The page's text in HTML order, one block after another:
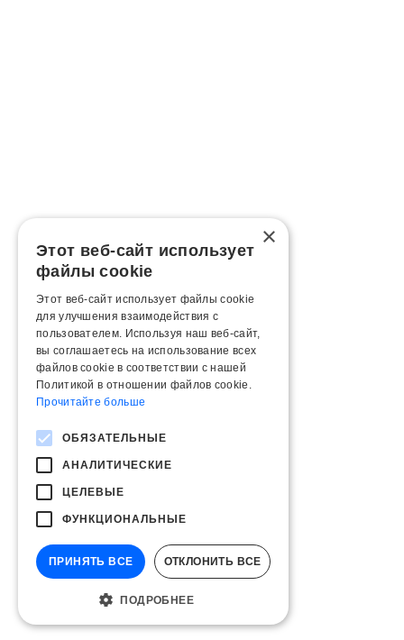
×
Этот веб-сайт использует
файлы cookie
Этот веб-сайт использует файлы cookie
для улучшения взаимодействия с
пользователем. Используя наш веб-сайт,
вы соглашаетесь на использование всех
файлов cookie в соответствии с нашей
Политикой в ​​отношении файлов cookie.
Прочитайте больше
ОБЯЗАТЕЛЬНЫЕ
АНАЛИТИЧЕСКИЕ
ЦЕЛЕВЫЕ
ФУНКЦИОНАЛЬНЫЕ
ПРИНЯТЬ ВСЕ ОТКЛОНИТЬ ВСЕ
ПОДРОБНЕЕ